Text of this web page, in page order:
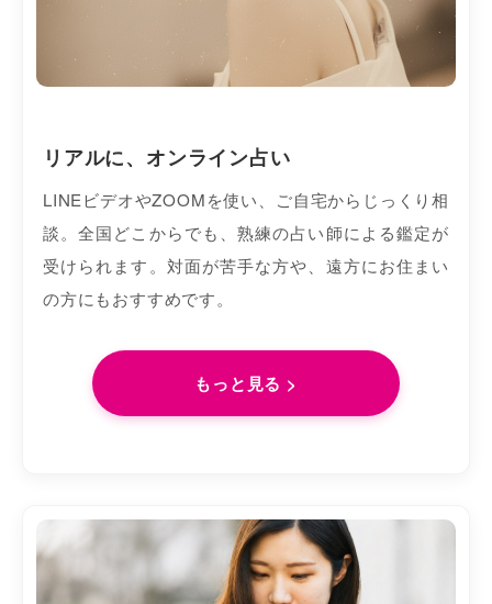
リアルに、オンライン占い
LINEビデオやZOOMを使い、ご自宅からじっくり相
談。全国どこからでも、熟練の占い師による鑑定が
受けられます。対面が苦手な方や、遠方にお住まい
の方にもおすすめです。
もっと見る >